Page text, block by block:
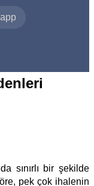
sınırlı bir şekilde
pek çok ihalenin